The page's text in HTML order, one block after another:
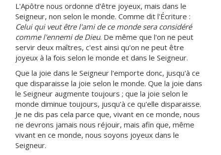
L'Apôtre nous ordonne d'être joyeux, mais dans le
Seigneur, non selon le monde. Comme dit l'Écriture :
Celui qui veut être l'ami de ce monde sera considéré
comme l'ennemi de Dieu. De même que l'on ne peut
servir deux maîtres, c'est ainsi qu'on ne peut être
joyeux à la fois selon le monde et dans le Seigneur.
Que la joie dans le Seigneur l'emporte donc, jusqu'à ce
que disparaisse la joie selon le monde. Que la joie dans
le Seigneur augmente toujours ; que la joie selon le
monde diminue toujours, jusqu'à ce qu'elle disparaisse.
Je ne dis pas cela parce que, vivant en ce monde, nous
ne devrons jamais nous réjouir, mais afin que, même
vivant en ce monde, nous soyons joyeux dans le
Seigneur.